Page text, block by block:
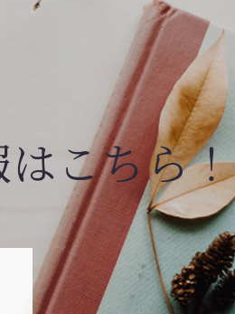
こちら！